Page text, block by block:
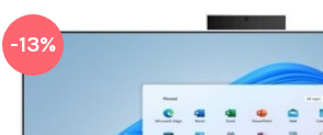
-13%